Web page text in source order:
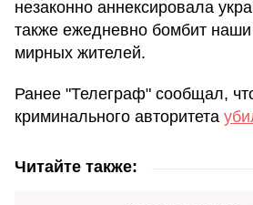
незаконно аннексировала
также ежедневно бомбит наши
мирных жителей.
Ранее "Телеграф" сообщал,
криминального авторитета
Читайте также: